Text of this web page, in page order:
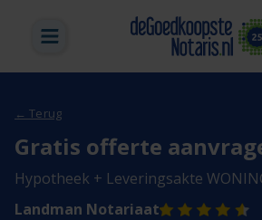
← Terug
Gratis offerte
Hypotheek + Leveringsakte
Landman Notariaat